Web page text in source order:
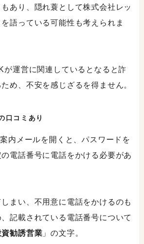
あり、隠れ蓑として株式会社レッ
語っている可能性も考えられま
が運営に関連しているとなると詐
め、不安を感じざるを得ません。
口コミあり
内メールを開くと、パスワードを
電話番号に電話をかける必要があ
まい、不用意に電話をかけるのも
記載されている電話番号について
資勧誘営業 」の文字。